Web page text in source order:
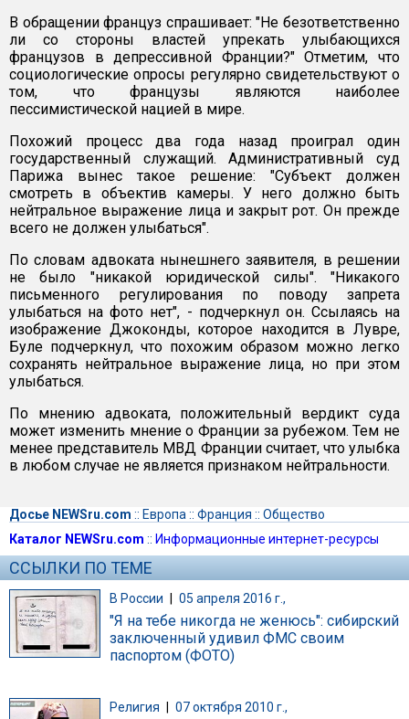
В обращении француз спрашивает: "Не безответственно
ли со стороны властей упрекать улыбающихся
французов в депрессивной Франции?" Отметим, что
социологические опросы регулярно свидетельствуют о
том, что французы являются наиболее
пессимистической нацией в мире.
Похожий процесс два года назад проиграл один
государственный служащий. Административный суд
Парижа вынес такое решение: "Субъект должен
смотреть в объектив камеры. У него должно быть
нейтральное выражение лица и закрыт рот. Он прежде
всего не должен улыбаться".
По словам адвоката нынешнего заявителя, в решении
не было "никакой юридической силы". "Никакого
письменного регулирования по поводу запрета
улыбаться на фото нет", - подчеркнул он. Ссылаясь на
изображение Джоконды, которое находится в Лувре,
Буле подчеркнул, что похожим образом можно легко
сохранять нейтральное выражение лица, но при этом
улыбаться.
По мнению адвоката, положительный вердикт суда
может изменить мнение о Франции за рубежом. Тем не
менее представитель МВД Франции считает, что улыбка
в любом случае не является признаком нейтральности.
Досье NEWSru.com :: Европа :: Франция :: Общество
Каталог NEWSru.com :: Информационные интернет-ресурсы
ССЫЛКИ ПО ТЕМЕ
В России | 05 апреля 2016 г.,
"Я на тебе никогда не женюсь": сибирский
заключенный удивил ФМС своим
паспортом (ФОТО)
Религия 07 октября 2010 г.,